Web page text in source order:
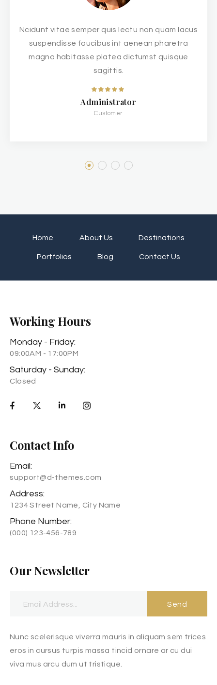
Ncidunt vitae semper quis lectu non quam lacus
suspendisse faucibus int aenean pharetra
magna habitasse platea dictumst quisque
sagittis.
Administrator
Customer
Home About Us Destinations
Portfolios Blog Contact Us
Working Hours
Monday - Friday:
09:00AM - 17:00PM
Saturday - Sunday:
Closed
Contact Info
Email:
support@d-themes.com
Address:
1234 Street Name, City Name
Phone Number:
(000) 123-456-789
Our Newsletter
Send
Nunc scelerisque viverra mauris in aliquam sem trices
eros in cursus turpis massa tincid ornare ar cu dui
viva mus arcu dum ut tristique.